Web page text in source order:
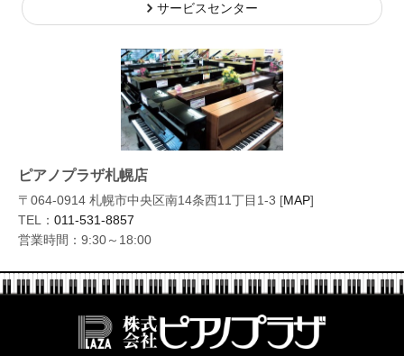
サービスセンター
ピアノプラザ札幌店
〒064-0914 札幌市中央区南14条西11丁目1-3 [MAP]
TEL： 011-531-8857
営業時間：9:30～18:00